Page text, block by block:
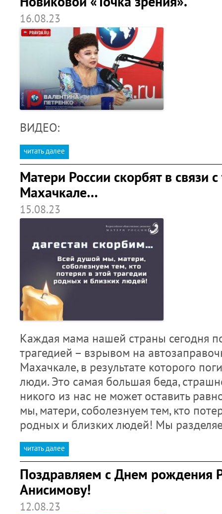
16.08.23
ВИДЕО:
читать далее
Матери России скорбят в связи
Махачкале…
15.08.23
Каждая мама нашей страны сегодня
трагедией – взрывом на
Махачкале, в результате которого
люди. Это самая большая беда,
никого из нас не может оставить
мы, матери, соболезнуем тем, кто
родных и близких людей! Мы
читать далее
Поздравляем с Днем рождения
Анисимову!
12.08.23